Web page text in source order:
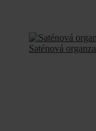
Saténová organza